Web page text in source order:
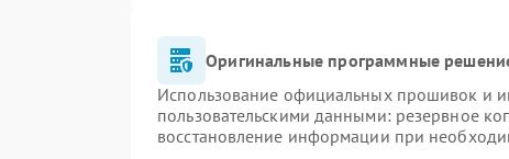
Оригинальные программные
Использование официальных прошивок и
пользовательскими данными: резервное
восстановление информации при